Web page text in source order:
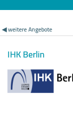
◀ weitere Angebote
IHK Berlin